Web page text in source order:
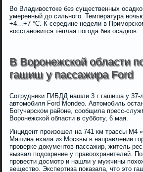
Во Владивостоке без существенных
умеренный до сильного. Температура
+4…+7 °С. К середине недели в
восстановится тёплая погода без осадков.
В Воронежской области
гашиш у пассажира Ford
Сотрудники ГИБДД нашли 3 г гашиша у 37-
автомобиля Ford Mondeo. Автомобиль
Богучарском районе, сообщила пресс-
Воронежской области в субботу, 6 мая.
Инцидент произошел на 741 км трассы М4
Машина ехала из Москвы в направлении
проверке документов пассажир, житель
вызвал подозрение у правоохранителей.
провести досмотр и нашли у мужчины
вещество. Экспертиза показала, что это